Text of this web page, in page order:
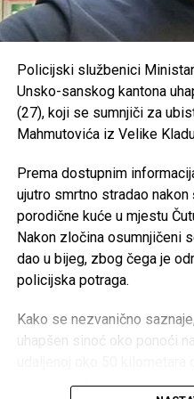
Konjički klub
RK “Sana 7” –
OKK “Sana” –25.000
SPD “Mulež” –
SRD “Devet rijeka” –
AK “Sana” –10.000
Fitness klub “Sana”
Judo klub “Sanski
Karate klub “Hurije” –
Ronilački klub “Vir” –
OVDJE možete vidjeti
javnom sektoru
https://antikorupcijausk.ba/
javnom-sektoru/
Post
Tweet
Mail
Policijski službenici
Unsko-sanskog kantona
(27), koji se sumnjiči za
Mahmutovića iz Velike
Prema dostupnim
ujutro smrtno stradao
porodične kuće u mjestu
Nakon zločina osumnjičeni
dao u bijeg, zbog čega je
policijska potraga.
Kako se nezvanično
uhapšen sinoć oko ponoći
čekao autobus kojim je